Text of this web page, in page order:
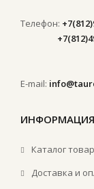
Телефон:
E-mail:
ИНФОРМАЦИЯ
Каталог
Доставка и